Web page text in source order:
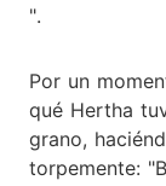
".
Por un
qué Hertha
grano,
torpemente: